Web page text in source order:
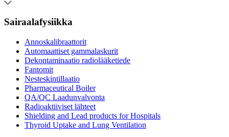
Sairaalafysiikka
Annoskalibraattorit
Automaattiset gammalaskurit
Dekontaminaatio radiolääketiede
Fantomit
Nesteskintillaatio
Pharmaceutical Boiler
QA/QC Laadunvalvonta
Radioaktiiviset lähteet
Shielding and Lead products for Hospitals
Thyroid Uptake and Lung Ventilation